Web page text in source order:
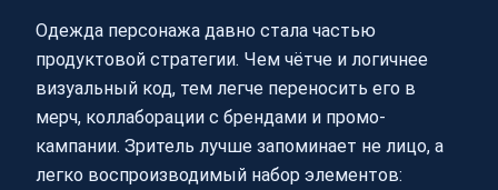
Одежда персонажа давно стала частью
продуктовой стратегии. Чем чётче и логичнее
визуальный код, тем легче переносить его в
мерч, коллаборации с брендами и промо-
кампании. Зритель лучше запоминает не лицо, а
легко воспроизводимый набор элементов: